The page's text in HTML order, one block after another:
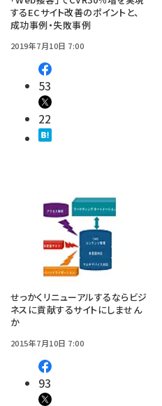
するECサイト改善のポイントと、
成功事例・失敗事例
2019年7月10日 7:00
53
22
せっかくリニューアルするならビジ
ネスに貢献するサイトにしません
か
2015年7月10日 7:00
93